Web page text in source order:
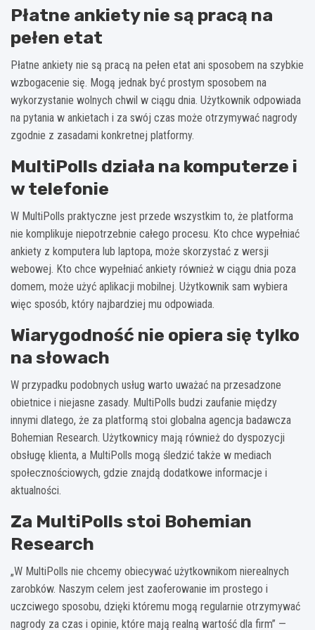
Płatne ankiety nie są pracą na
pełen etat
Płatne ankiety nie są pracą na pełen etat ani sposobem na szybkie
wzbogacenie się. Mogą jednak być prostym sposobem na
wykorzystanie wolnych chwil w ciągu dnia. Użytkownik odpowiada
na pytania w ankietach i za swój czas może otrzymywać nagrody
zgodnie z zasadami konkretnej platformy.
MultiPolls działa na komputerze i
w telefonie
W MultiPolls praktyczne jest przede wszystkim to, że platforma
nie komplikuje niepotrzebnie całego procesu. Kto chce wypełniać
ankiety z komputera lub laptopa, może skorzystać z wersji
webowej. Kto chce wypełniać ankiety również w ciągu dnia poza
domem, może użyć aplikacji mobilnej. Użytkownik sam wybiera
więc sposób, który najbardziej mu odpowiada.
Wiarygodność nie opiera się tylko
na słowach
W przypadku podobnych usług warto uważać na przesadzone
obietnice i niejasne zasady. MultiPolls budzi zaufanie między
innymi dlatego, że za platformą stoi globalna agencja badawcza
Bohemian Research. Użytkownicy mają również do dyspozycji
obsługę klienta, a MultiPolls mogą śledzić także w mediach
społecznościowych, gdzie znajdą dodatkowe informacje i
aktualności.
Za MultiPolls stoi Bohemian
Research
„W MultiPolls nie chcemy obiecywać użytkownikom nierealnych
zarobków. Naszym celem jest zaoferowanie im prostego i
uczciwego sposobu, dzięki któremu mogą regularnie otrzymywać
nagrody za czas i opinie, które mają realną wartość dla firm” —